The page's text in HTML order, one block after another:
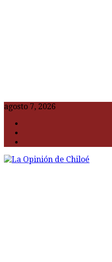
agosto 7, 2026